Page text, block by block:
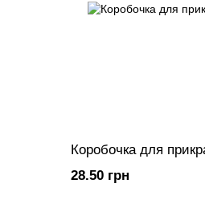
Коробочка для
28.50 грн